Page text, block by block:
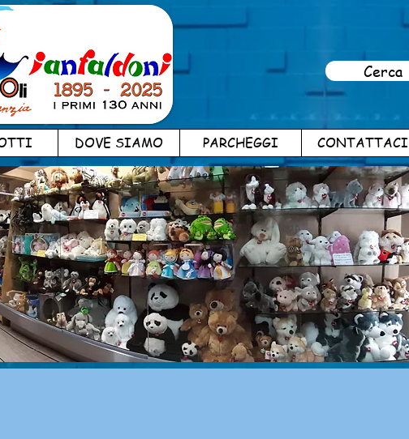
Cerca
DOVE SIAMO PARCHEGGI CONTATTACI